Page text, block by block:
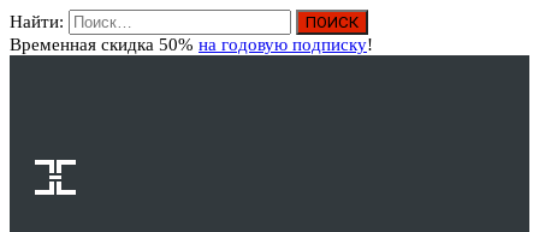
Найти:
Временная скидка 50% на годовую подписку!